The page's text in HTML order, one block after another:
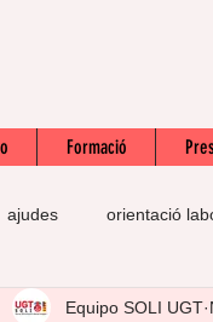
Formació
ajudes orientació
subsidi jubilació
Equipo SOLI UGT